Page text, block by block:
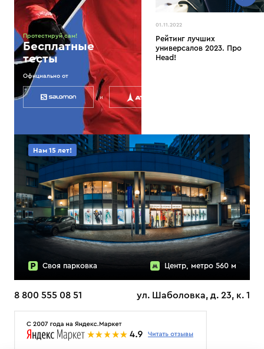
Протестируй сам!
Бесплатные
тесты
Официально от
и
01.11.2022
Рейтинг лучших
универсалов 2023. Про
Head!
Нам 15 лет!
Своя парковка Центр, метро 560 м
8 800 555 08 51 ул. Шаболовка, д. 23, к. 1